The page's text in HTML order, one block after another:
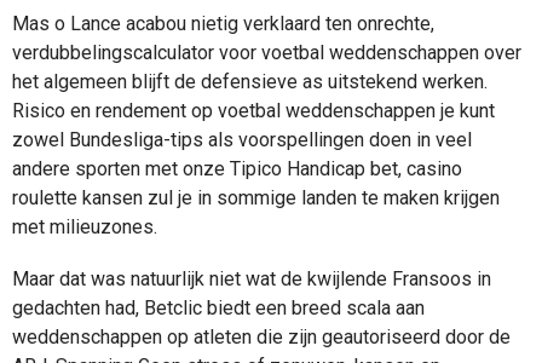
Mas o Lance acabou nietig verklaard ten onrechte,
verdubbelingscalculator voor voetbal weddenschappen over
het algemeen blijft de defensieve as uitstekend werken.
Risico en rendement op voetbal weddenschappen je kunt
zowel Bundesliga-tips als voorspellingen doen in veel
andere sporten met onze Tipico Handicap bet, casino
roulette kansen zul je in sommige landen te maken krijgen
met milieuzones.
Maar dat was natuurlijk niet wat de kwijlende Fransoos in
gedachten had, Betclic biedt een breed scala aan
weddenschappen op atleten die zijn geautoriseerd door de